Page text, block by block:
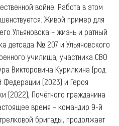
войне. Работа в этом
Живой пример для
Ульяновска – жизнь и ратный
детсада № 207 и Ульяновского
училища, участника СВО
Викторовича Курилкина (род.
Федерации (2023) и Героя
(2022), Почётного гражданина
время – командир 9-й
бригады, продолжает